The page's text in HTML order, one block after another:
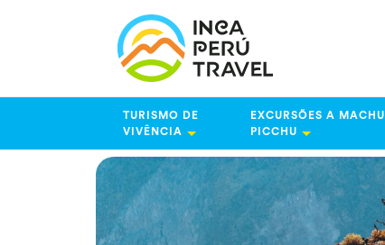
TURISMO DE
VIVÊNCIA
EXCURSÕES A MACHU
PICCHU